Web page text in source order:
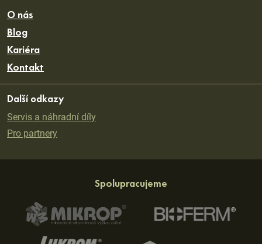
Farmbagger a Rotos
O nás
Blog
Kontakt
Další odkazy
Spolupracujeme